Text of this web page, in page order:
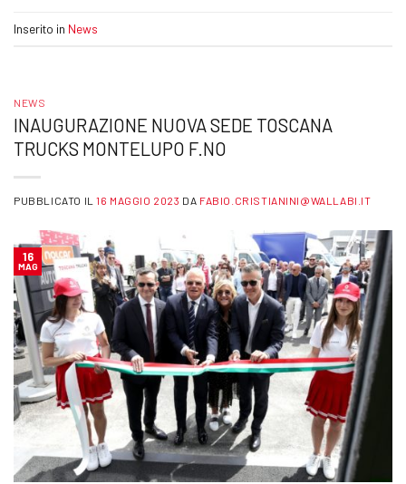
Inserito in News
NEWS
INAUGURAZIONE NUOVA SEDE TOSCANA
TRUCKS MONTELUPO F.NO
PUBBLICATO IL16 MAGGIO 2023 DA FABIO.CRISTIANINI@WALLABI.IT
16
MAG